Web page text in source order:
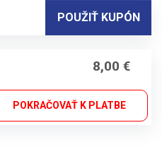
POUŽIŤ KUPÓN
8,00 €
POKRAČOVAŤ K PLATBE